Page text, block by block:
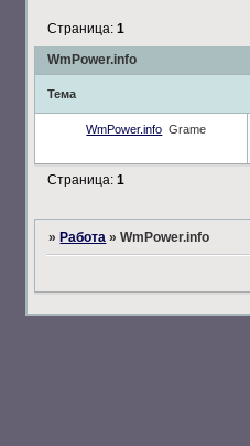
WmPower.info
Страница:1
Тема
WmPower.info Grame
Страница:1
» Работа »WmPower.info